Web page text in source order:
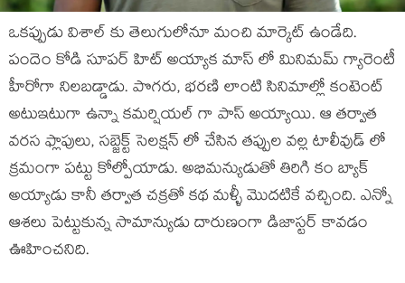
ఒకప్పుడు విశాల్ కు తెలుగులోనూ మంచి మార్కెట్ ఉండేది.
పందెం కోడి సూపర్ హిట్ అయ్యాక మాస్ లో మినిమమ్ గ్యారెంటీ
హీరోగా నిలబడ్డాడు. పొగరు, భరణి లాంటి సినిమాల్లో కంటెంట్
అటుఇటుగా ఉన్నా కమర్షియల్ గా పాస్ అయ్యాయి. ఆ తర్వాత
వరస ఫ్లాపులు, సబ్జెక్ట్ సెలక్షన్ లో చేసిన తప్పుల వల్ల టాలీవుడ్ లో
క్రమంగా పట్టు కోల్పోయాడు. అభిమన్యుడుతో తిరిగి కం బ్యాక్
అయ్యాడు కానీ తర్వాత చక్రతో కథ మళ్ళీ మొదటికే వచ్చింది. ఎన్నో
ఆశలు పెట్టుకున్న సామాన్యుడు దారుణంగా డిజాస్టర్ కావడం
ఊహించనిది.